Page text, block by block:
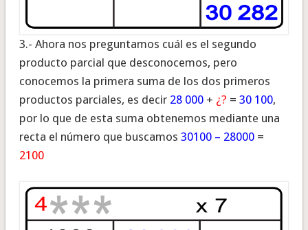
3.- Ahora nos preguntamos cuál es el segundo
producto parcial que desconocemos, pero
conocemos la primera suma de los dos primeros
productos parciales, es decir 28 000+ ¿? = 30 100,
por lo que de esta suma obtenemos mediante una
recta el número que buscamos 30100 – 28000=
2100